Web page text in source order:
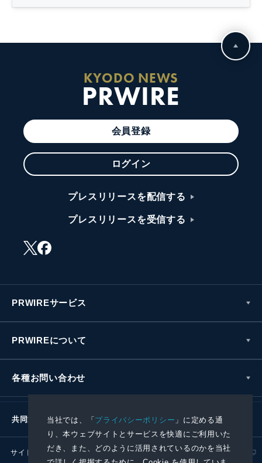
当社では、「プライバシーポリシー 」に定める通
り、本ウェブサイトとサービスを快適にご利用いた
だき、また、どのように活用されているのかを当社
KYODO NEWS
PRWIRE
会員登録
ログイン
プレスリリースを配信する
プレスリリースを受信する
PRWIREサービス
PRWIREについて
各種お問い合わせ
共同通信社グループ
サイトポリシー プライバシーポリシー